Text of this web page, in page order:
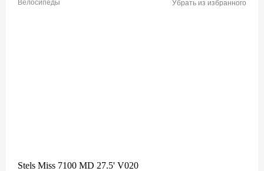
Велосипеды Убрать из избранного
Stels Miss 7100 MD 27.5' V020